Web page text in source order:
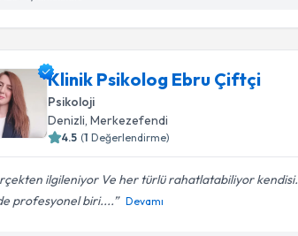
Klinik Psikolog Ebru Çiftçi
Psikoloji
Denizli, Merkezefendi
4.5 (1 Değerlendirme)
ilgileniyor Ve her türlü rahatlatabiliyor kendisi.
profesyonel biri....
Devamı